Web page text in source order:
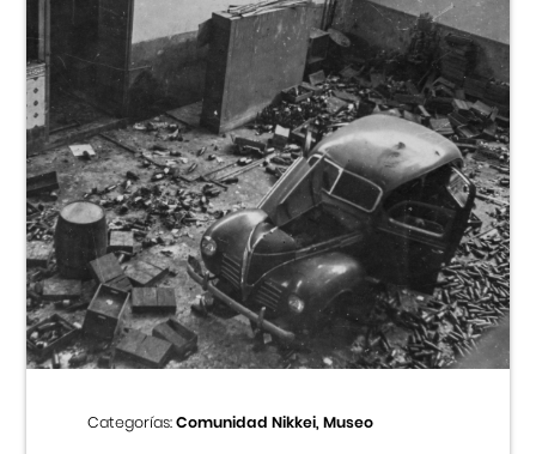
Categorías:Comunidad Nikkei, Museo